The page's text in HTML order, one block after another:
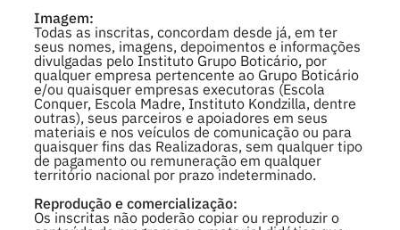
Imagem:
Todas as inscritas, concordam desde já, em ter
seus nomes, imagens, depoimentos e informações
divulgadas pelo Instituto Grupo Boticário, por
qualquer empresa pertencente ao Grupo Boticário
e/ou quaisquer empresas executoras (Escola
Conquer, Escola Madre, Instituto Kondzilla, dentre
outras), seus parceiros e apoiadores em seus
materiais e nos veículos de comunicação ou para
quaisquer fins das Realizadoras, sem qualquer tipo
de pagamento ou remuneração em qualquer
território nacional por prazo indeterminado.
Reprodução e comercialização:
Os inscritas não poderão copiar ou reproduzir o